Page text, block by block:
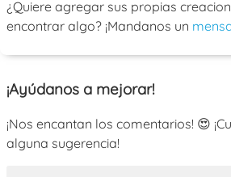
¿Quiere agregar sus propias
encontrar algo? ¡Mandanos un
¡Ayúdanos a mejorar!
¡Nos encantan los comentarios! 😍
alguna sugerencia!